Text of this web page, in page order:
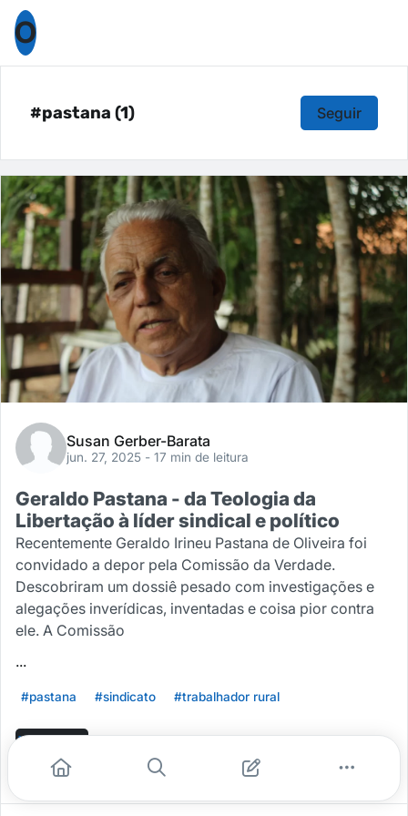
O
#pastana (1) Seguir
Susan Gerber-Barata
jun. 27, 2025 - 17 min de leitura
Geraldo Pastana - da Teologia da
Libertação à líder sindical e político
Recentemente Geraldo Irineu Pastana de Oliveira foi
convidado a depor pela Comissão da Verdade.
Descobriram um dossiê pesado com investigações e
alegações inverídicas, inventadas e coisa pior contra
ele. A Comissão
...
#pastana #sindicato #trabalhador rural
Leia mais